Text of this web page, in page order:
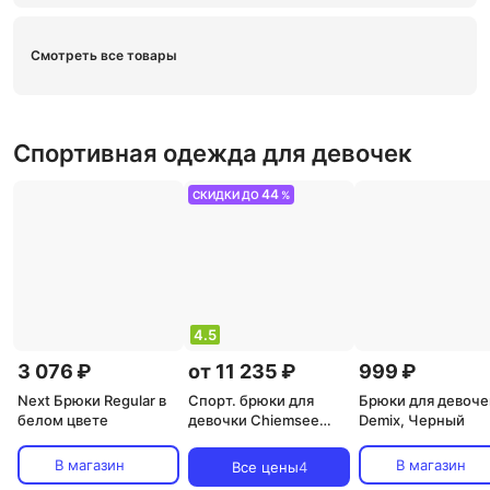
Смотреть все товары
Спортивная одежда для девочек
3 076 ₽
Next Брюки Regular в
белом цвете
В магазин
СКИДКИ ДО44 %
4.5
от 11 235 ₽
Спорт. брюки для
девочки Chiemsee
принтом ПЛЮС-
МИНУС, цвет Kombu
Все цены4
999 ₽
Брюки для
Demix, Черный
В магазин